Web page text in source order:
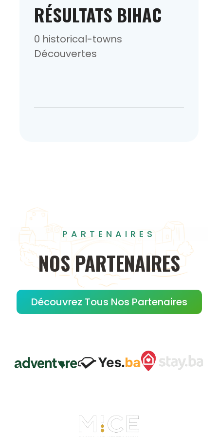
RÉSULTATS BIHAC
0 historical-towns
Découvertes
PARTENAIRES
NOS PARTENAIRES
Découvrez Tous Nos Partenaires